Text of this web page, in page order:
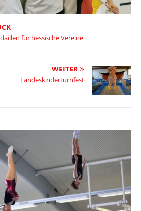
für hessische Vereine
WEITER
Landeskinderturnfest